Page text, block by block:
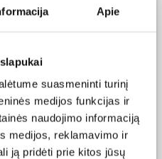
Apie
suasmeninti turinį
medijos funkcijas ir
naudojimo informaciją
medijos, reklamavimo ir
ją pridėti prie kitos jūsų